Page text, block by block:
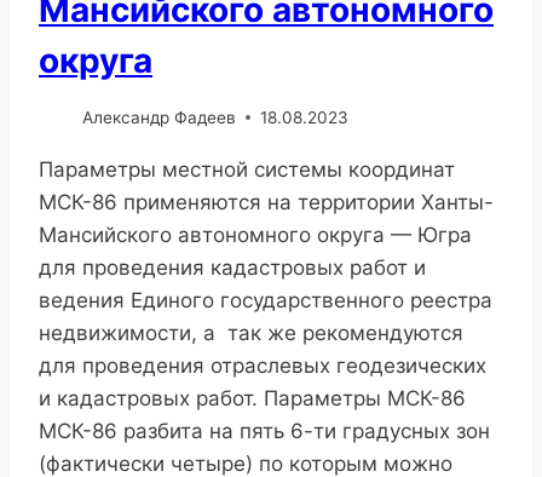
Мансийского автономного
округа
Александр Фадеев 18.08.2023
Параметры местной системы координат
МСК-86 применяются на территории Ханты-
Мансийского автономного округа — Югра
для проведения кадастровых работ и
ведения Единого государственного реестра
недвижимости, а так же рекомендуются
для проведения отраслевых геодезических
и кадастровых работ. Параметры МСК-86
МСК-86 разбита на пять 6-ти градусных зон
(фактически четыре) по которым можно